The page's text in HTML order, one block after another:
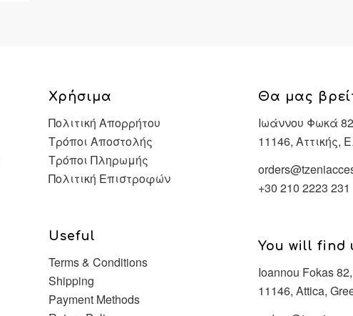
Χρήσιμα
Πολιτική Απορρήτου
Τρόποι Αποστολής
Τρόποι Πληρωμής
Πολιτική Επιστροφών
Useful
Terms & Conditions
Shipping
Payment Methods
Θα μας
Ιωάννου Φωκά
11146, Αττικής,
+30 210 2223 231
You will find
Ioannou Fokas
11146, Attica,